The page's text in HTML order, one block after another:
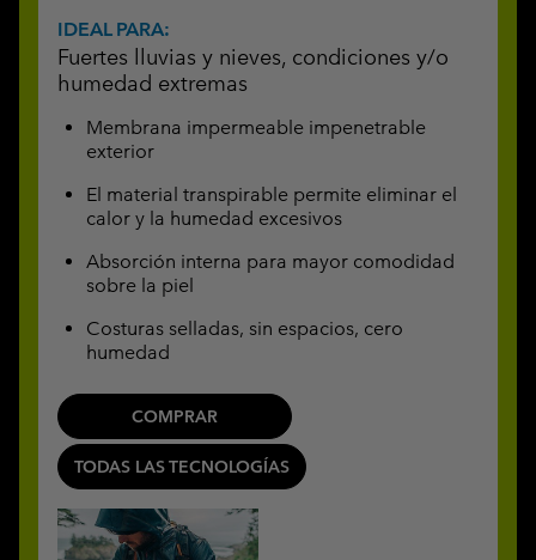
IDEAL PARA:
Fuertes lluvias y nieves, condiciones y/o
humedad extremas
Membrana impermeable impenetrable
exterior
El material transpirable permite eliminar el
calor y la humedad excesivos
Absorción interna para mayor comodidad
sobre la piel
Costuras selladas, sin espacios, cero
humedad
COMPRAR
TODAS LAS TECNOLOGÍAS